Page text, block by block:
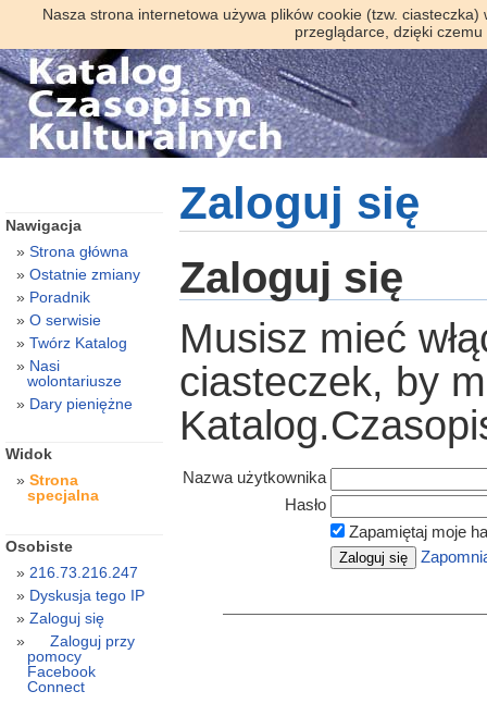
Nasza strona internetowa używa plików cookie (tzw.
przeglądarce, dzięki
Zaloguj się
Zaloguj się
Musisz mieć
ciasteczek, by
Nazwa użytkownika
Hasło
Zapamiętaj moje
Nawigacja
Strona główna
Ostatnie zmiany
Poradnik
O serwisie
Twórz Katalog
Nasi
wolontariusze
Dary pieniężne
Widok
Strona
specjalna
Osobiste
216.73.216.247
Dyskusja tego IP
Zaloguj się
Zaloguj przy
pomocy
Facebook
Connect